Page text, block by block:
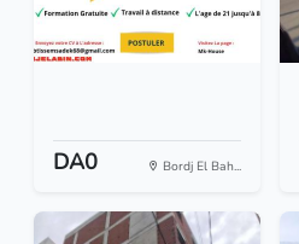
DA0 Bordj El Bah...